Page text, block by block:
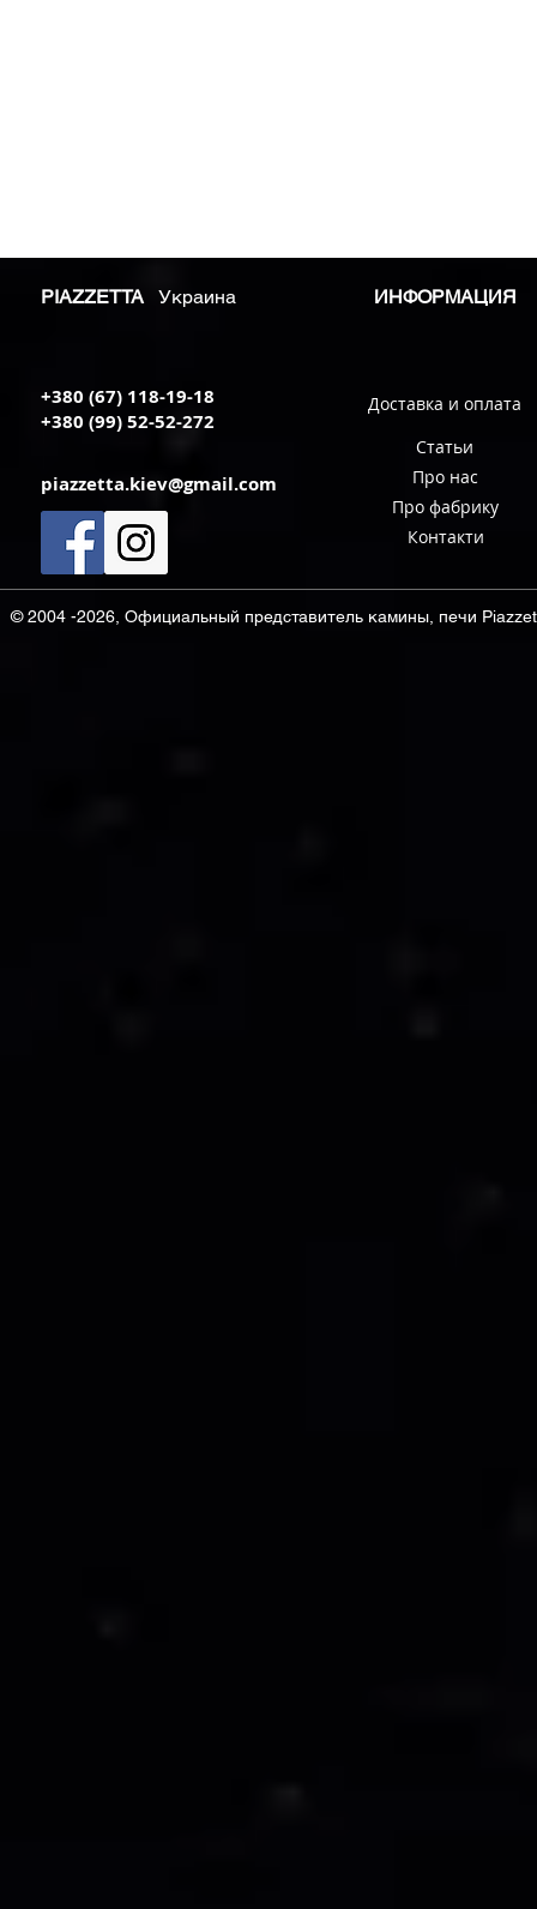
PIAZZETTA Украина ИНФОРМАЦИЯ
+380 (67) 118-19-18
+380 (99) 52-52-272
Доставка и оплата
Статьи
piazzetta.kiev@gmail.com
Про нас
Про фабрику
Контакти
© 2004 -2026, Официальный представитель камины, печи